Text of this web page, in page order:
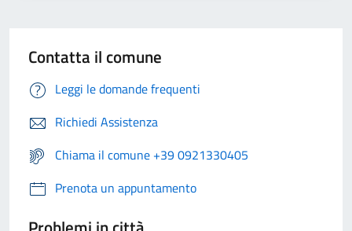
Contatta il comune
Leggi le domande frequenti
Richiedi Assistenza
Chiama il comune +39 0921330405
Prenota un appuntamento